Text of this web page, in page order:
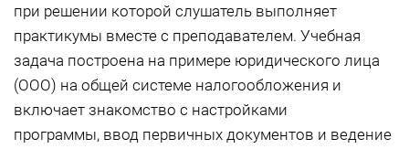
при решении которой слушатель выполняет
практикумы вместе с преподавателем. Учебная
задача построена на примере юридического лица
(ООО) на общей системе налогообложения и
включает знакомство с настройками
программы, ввод первичных документов и ведение